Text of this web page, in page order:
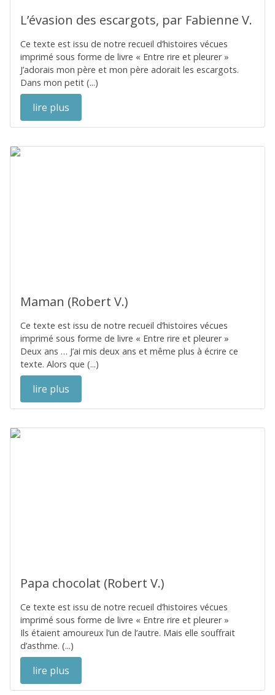
L’évasion des escargots, par Fabienne V.
Ce texte est issu de notre recueil d’histoires vécues
imprimé sous forme de livre « Entre rire et pleurer »
J’adorais mon père et mon père adorait les escargots.
Dans mon petit (...)
lire plus
Maman (Robert V.)
Ce texte est issu de notre recueil d’histoires vécues
imprimé sous forme de livre « Entre rire et pleurer »
Deux ans … J’ai mis deux ans et même plus à écrire ce
texte. Alors que (...)
lire plus
Papa chocolat (Robert V.)
Ce texte est issu de notre recueil d’histoires vécues
imprimé sous forme de livre « Entre rire et pleurer »
Ils étaient amoureux l’un de l’autre. Mais elle souffrait
d’asthme. (...)
lire plus